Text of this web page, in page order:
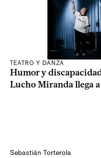
TEATRO Y DANZA
Humor y
Lucho Miranda llega
Sebastián Torterola